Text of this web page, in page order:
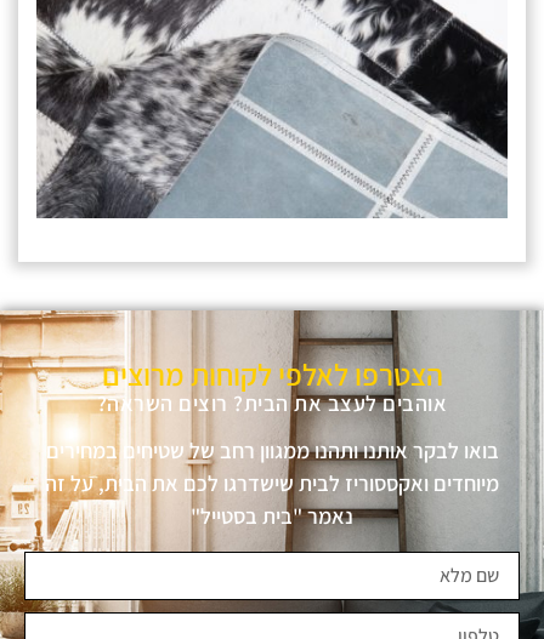
הצטרפו לאלפי לקוחות מרוצים
אוהבים לעצב את הבית? רוצים השראה?
בואו לבקר אותנו ותהנו ממגוון רחב של שטיחים במחירים
מיוחדים ואקססוריז לבית שישדרגו לכם את הבית, על זה
נאמר "בית בסטייל"